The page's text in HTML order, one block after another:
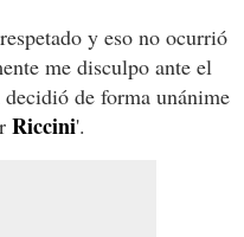
y eso no ocurrió
me disculpo ante el
de forma unánime
Riccini'.